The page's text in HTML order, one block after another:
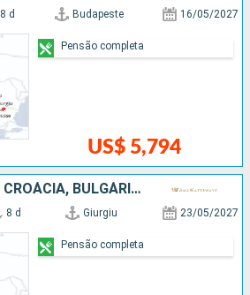
8 d Budapeste 16/05/2027
US$ 5,794
Pensão completa
ROMÊNIA, HUNGRIA, CROÁCIA, BULGÁRIA, SÉRVIA
8 d Giurgiu 23/05/2027
Pensão completa